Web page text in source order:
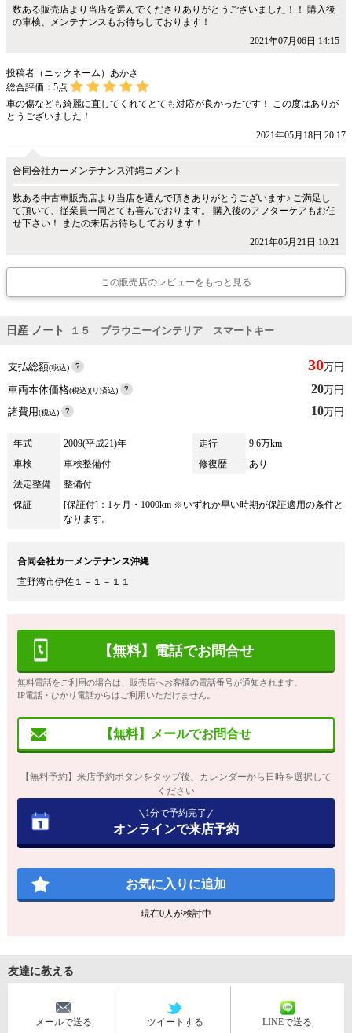
数ある販売店より当店を選んでくださりありがとうございました！！ 購入後
の車検、メンテナンスもお待ちしております！
2021年07月06日 14:15
投稿者（ニックネーム）あかさ
総合評価： 5点
車の傷なども綺麗に直してくれてとても対応が良かったです！ この度はありが
とうございました！
2021年05月18日 20:17
合同会社カーメンテナンス沖縄コメント
数ある中古車販売店より当店を選んで頂きありがとうございます♪ ご満足し
て頂いて、従業員一同とても喜んでおります。 購入後のアフターケアもお任
せ下さい！ またの来店お待ちしております！
2021年05月21日 10:21
この販売店のレビューをもっと見る
日産 ノート １５ ブラウニーインテリア スマートキー
支払総額(税込) 30万円
車両本体価格(税込)(リ済込) 20万円
諸費用(税込) 10万円
年式 2009(平成21)年 走行
9.6万km
車検
車検整備付 修復歴
あり
法定整備
整備付
保証
[保証付]：1ヶ月・1000km ※いずれか早い時期が保証適用の条件と
なります。
合同会社カーメンテナンス沖縄
宜野湾市伊佐１－１－１１
【無料】電話でお問合せ
無料電話をご利用の場合は、販売店へお客様の電話番号が通知されます。
IP電話・ひかり電話からはご利用いただけません。
【無料】メールでお問合せ
【無料予約】来店予約ボタンをタップ後、カレンダーから日時を選択して
ください
1分で予約完了
オンラインで来店予約
お気に入りに追加
現在0人が検討中
友達に教える
メールで送る ツイートする LINEで送る